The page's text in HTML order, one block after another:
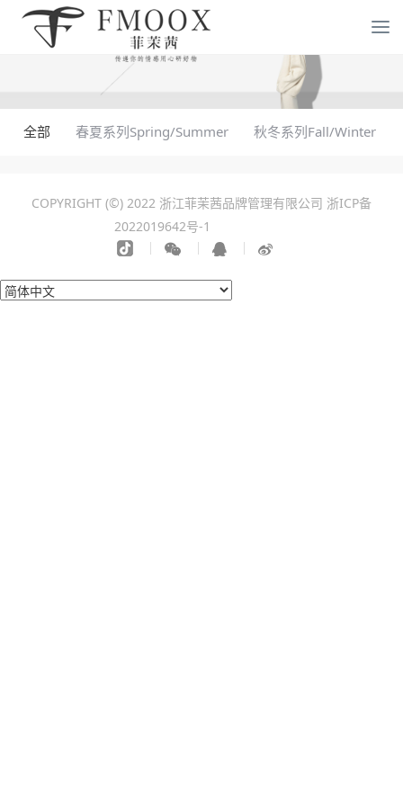
全部 春夏系列Spring/Summer 秋冬系列Fall/Winter
COPYRIGHT (©) 2022 浙江菲茉茜品牌管理有限公司 浙ICP备
2022019642号-1